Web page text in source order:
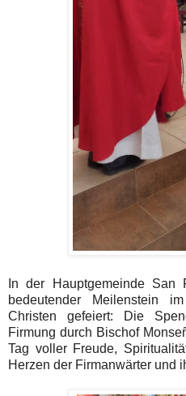
In der Hauptgemeinde
bedeutender Meilenstein
Christen gefeiert: Die
Firmung durch Bischof
Tag voller Freude,
Herzen der Firmanwärter und